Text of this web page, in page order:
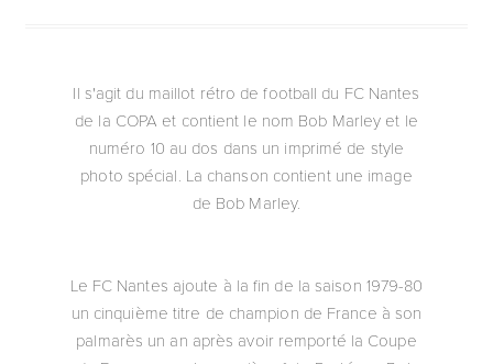
Il s'agit du maillot rétro de football du FC Nantes
de la COPA et contient le nom Bob Marley et le
numéro 10 au dos dans un imprimé de style
photo spécial. La chanson contient une image
de Bob Marley.
Le FC Nantes ajoute à la fin de la saison 1979-80
un cinquième titre de champion de France à son
palmarès un an après avoir remporté la Coupe